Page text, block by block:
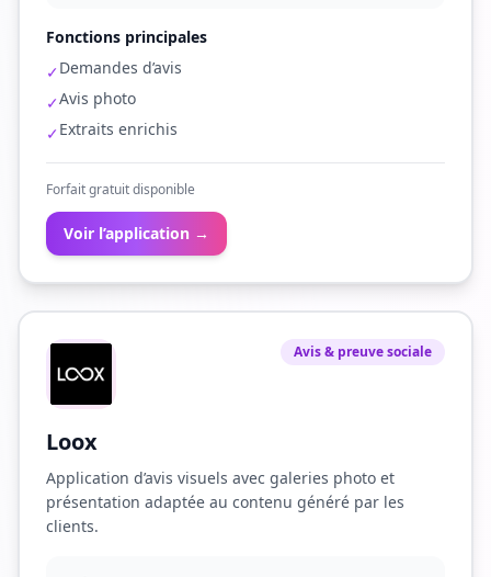
Fonctions principales
✓Demandes d’avis
✓Avis photo
✓Extraits enrichis
Forfait gratuit disponible
Voir l’application →
Avis & preuve sociale
Loox
Application d’avis visuels avec galeries photo et
présentation adaptée au contenu généré par les
clients.